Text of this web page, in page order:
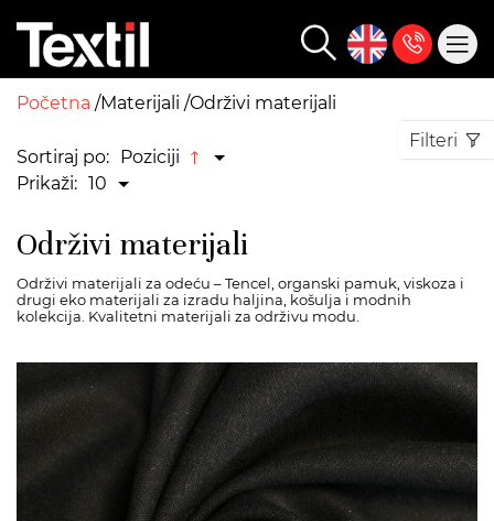
Početna Materijali Održivi materijali
Sortiraj po: Poziciji
Prikaži: 10
Filteri
Održivi materijali
Održivi materijali za odeću – Tencel, organski pamuk, viskoza i
drugi eko materijali za izradu haljina, košulja i modnih
kolekcija. Kvalitetni materijali za održivu modu.